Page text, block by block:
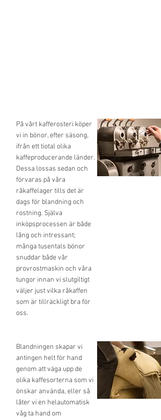
På vårt kafferosteri köper
vi in bönor, efter säsong,
ifrån ett tiotal olika
kaffeproducerande länder.
Dessa lossas sedan och
förvaras på våra
råkaffelager tills det är
dags för blandning och
rostning. Själva
inköpsprocessen är både
lång och intressant;
många tusentals bönor
snuddar både vår
provrostmaskin och våra
tungor innan vi slutgiltigt
väljer just vilka råkaffen
som är tillräckligt bra för
oss.
Blandningen skapar vi
antingen helt för hand
genom att väga upp de
olika kaffesorterna som vi
önskar använda, eller så
låter vi en helautomatisk
våg ta hand om